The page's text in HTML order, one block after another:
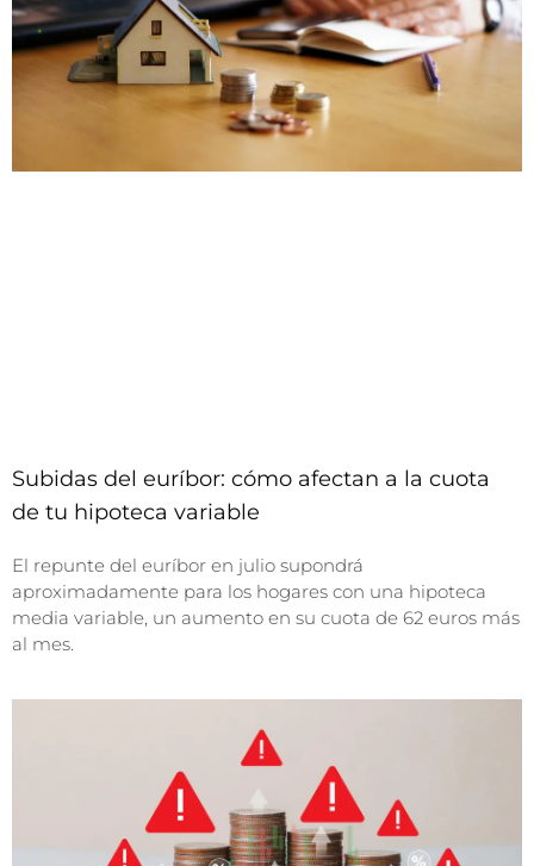
Subidas del euríbor: cómo afectan a la cuota
de tu hipoteca variable
El repunte del euríbor en julio supondrá
aproximadamente para los hogares con una hipoteca
media variable, un aumento en su cuota de 62 euros más
al mes.